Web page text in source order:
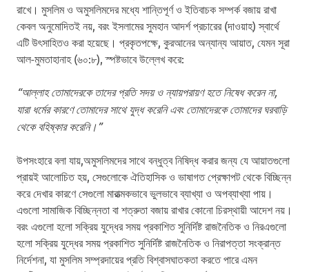
রাখে। মুসলিম ও অমুসলিমদের মধ্যে শান্তিপূর্ণ ও ইতিবাচক সম্পর্ক বজায় রাখা
কেবল অনুমোদিতই নয়, বরং ইসলামের সুমহান আদর্শ প্রচারের (দাওয়াহ) স্বার্থে
এটি উৎসাহিতও করা হয়েছে। প্রকৃতপক্ষে, কুরআনের অন্যান্য আয়াত, যেমন সূরা
আল-মুমতাহানাহ (৬০:৮), স্পষ্টভাবে উল্লেখ করে:
“আল্লাহ তোমাদেরকে তাদের প্রতি সদয় ও ন্যায়পরায়ণ হতে নিষেধ করেন না,
যারা ধর্মের কারণে তোমাদের সাথে যুদ্ধ করেনি এবং তোমাদেরকে তোমাদের ঘরবাড়ি
থেকে বহিষ্কার করেনি।”
উপসংহারে বলা যায়,অমুসলিমদের সাথে বন্ধুত্ব নিষিদ্ধ করার জন্য যে আয়াতগুলো
প্রায়ই আলোচিত হয়, সেগুলোকে ঐতিহাসিক ও ভাষাগত প্রেক্ষাপট থেকে বিচ্ছিন্ন
করে দেখার কারণে সেগুলো মারাত্মকভাবে ভুলভাবে ব্যাখ্যা ও অপব্যাখ্যা পায়।
এগুলো সামাজিক বিচ্ছিন্নতা বা শত্রুতা বজায় রাখার কোনো চিরস্থায়ী আদেশ নয়।
বরং এগুলো হলো সক্রিয় যুদ্ধের সময় প্রকাশিত সুনির্দিষ্ট রাজনৈতিক ও নিরএগুলো
হলো সক্রিয় যুদ্ধের সময় প্রকাশিত সুনির্দিষ্ট রাজনৈতিক ও নিরাপত্তা সংক্রান্ত
নির্দেশনা, যা মুসলিম সম্প্রদায়ের প্রতি বিশ্বাসঘাতকতা করতে পারে এমন